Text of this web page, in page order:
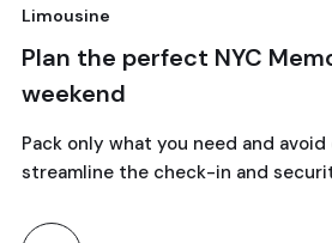
18
abril, 2024
Limousine
Plan the perfect NYC
weekend
Pack only what you need and
streamline the check-in and